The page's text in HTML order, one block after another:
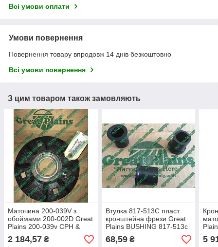
Всі умови оплати
Умови повернення
Повернення товару впродовж 14 днів безкоштовно
Всі умови повернення
З цим товаром також замовляють
Маточина 200-039V з
обоймами 200-002D Great
Plains 200-039v CPH &
NTA 200-002d
2 184,57 ₴
Втулка 817-513C пласт.
кронштейна фрези Great
Plains BUSHING 817-513с
втулки
68,59₴ 5